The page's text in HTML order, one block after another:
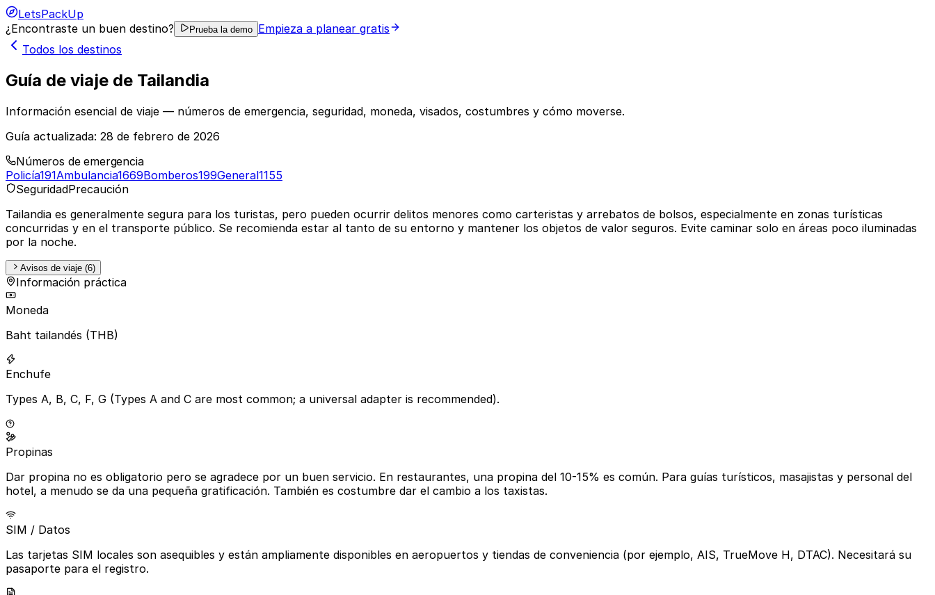
LetsPackUp
¿Encontraste un buen destino?
Prueba la demo Empieza a planear gratis
Todos los destinos
Guía de viaje de Tailandia
Información esencial de viaje — números de emergencia, seguridad, moneda, visados, costumbres y cómo moverse.
Guía actualizada: 28 de febrero de 2026
Números de emergencia
Policía191Ambulancia1669Bomberos199General1155
SeguridadPrecaución
Tailandia es generalmente segura para los turistas, pero pueden ocurrir delitos menores como carteristas y arrebatos de bolsos, especialmente en zonas turísticas
concurridas y en el transporte público. Se recomienda estar al tanto de su entorno y mantener los objetos de valor seguros. Evite caminar solo en áreas poco iluminadas
por la noche.
Avisos de viaje (6)
Información práctica
Moneda
Baht tailandés (THB)
Enchufe
Types A, B, C, F, G (Types A and C are most common; a universal adapter is recommended).
Propinas
Dar propina no es obligatorio pero se agradece por un buen servicio. En restaurantes, una propina del 10-15% es común. Para guías turísticos, masajistas y personal del
hotel, a menudo se da una pequeña gratificación. También es costumbre dar el cambio a los taxistas.
SIM / Datos
Las tarjetas SIM locales son asequibles y están ampliamente disponibles en aeropuertos y tiendas de conveniencia (por ejemplo, AIS, TrueMove H, DTAC). Necesitará su
pasaporte para el registro.